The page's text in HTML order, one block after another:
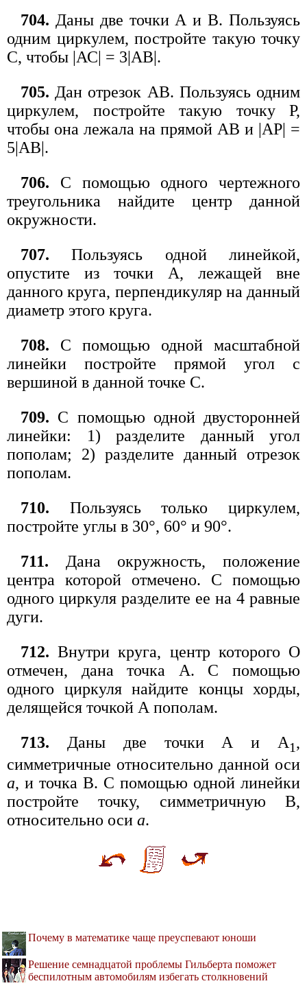
704. Даны две точки А и В. Пользуясь
одним циркулем, постройте такую точку
С, чтобы |АС| = 3|АВ|.
705. Дан отрезок АВ. Пользуясь одним
циркулем, постройте такую точку Р,
чтобы она лежала на прямой АВ и |АР| =
5|АВ|.
706. С помощью одного чертежного
треугольника найдите центр данной
окружности.
707. Пользуясь одной линейкой,
опустите из точки А, лежащей вне
данного круга, перпендикуляр на данный
диаметр этого круга.
708. С помощью одной масштабной
линейки постройте прямой угол с
вершиной в данной точке С.
709. С помощью одной двусторонней
линейки: 1) разделите данный угол
пополам; 2) разделите данный отрезок
пополам.
710. Пользуясь только циркулем,
постройте углы в 30°, 60° и 90°.
711. Дана окружность, положение
центра которой отмечено. С помощью
одного циркуля разделите ее на 4 равные
дуги.
712. Внутри круга, центр которого О
отмечен, дана точка А. С помощью
одного циркуля найдите концы хорды,
делящейся точкой А пополам.
713. Даны две точки А и А1,
симметричные относительно данной оси
а, и точка В. С помощью одной линейки
постройте точку, симметричную В,
относительно оси а.
Почему в математике чаще преуспевают юноши
Решение семнадцатой проблемы Гильберта поможет
беспилотным автомобилям избегать столкновений